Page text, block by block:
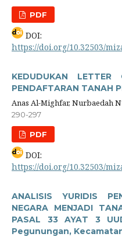
PDF
DOI:
https://doi.org/10.32503/
KEDUDUKAN
PENDAFTARAN TANAH
Anas Al-Mighfar, Nurbaedah
290-297
PDF
DOI:
https://doi.org/10.32503/
ANALISIS YURIDIS
NEGARA MENJADI
PASAL 33 AYAT 3
Pegunungan,